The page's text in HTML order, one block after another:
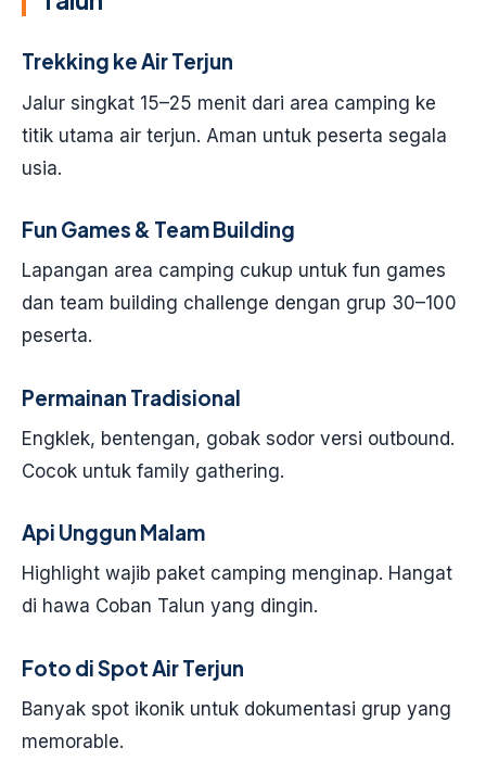
Trekking ke Air Terjun
Jalur singkat 15–25 menit dari area camping ke
titik utama air terjun. Aman untuk peserta segala
usia.
Fun Games & Team Building
Lapangan area camping cukup untuk fun games
dan team building challenge dengan grup 30–100
peserta.
Permainan Tradisional
Engklek, bentengan, gobak sodor versi outbound.
Cocok untuk family gathering.
Api Unggun Malam
Highlight wajib paket camping menginap. Hangat
di hawa Coban Talun yang dingin.
Foto di Spot Air Terjun
Banyak spot ikonik untuk dokumentasi grup yang
memorable.